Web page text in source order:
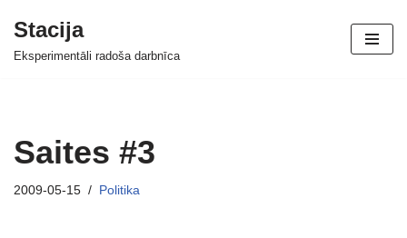
Skip
Stacija
Eksperimentāli radoša darbnīca
Saites #3
2009-05-15 Politika